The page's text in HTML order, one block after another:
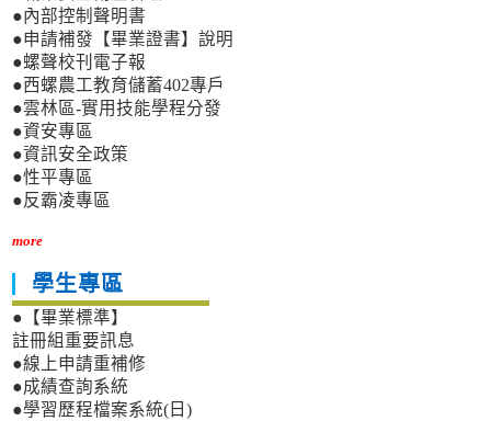
●內部控制聲明書
●申請補發【畢業證書】說明
●螺聲校刊電子報
●西螺農工教育儲蓄402專戶
●雲林區-實用技能學程分發
●資安專區
●資訊安全政策
●性平專區
●反霸凌專區
more
學生專區
●【畢業標準】
註冊組重要訊息
●線上申請重補修
●成績查詢系統
●學習歷程檔案系統(日)